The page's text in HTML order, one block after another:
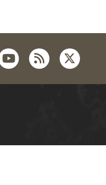
rss twitter